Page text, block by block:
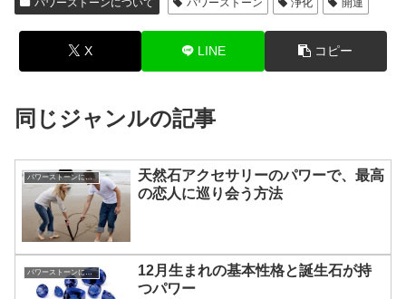
パワーストーンについて パワーストーン 浄化 開運
X LINE コピー
同じジャンルの記事
パワーストーンについて
天然石アクセサリーのパワーで、最高
の恋人に巡り会う方法
パワーストーンについて
12月生まれの基本性格と誕生石が持
つパワー